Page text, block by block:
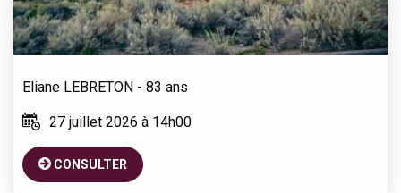
Eliane LEBRETON - 83 ans
27 juillet 2026 à 14h00
CONSULTER